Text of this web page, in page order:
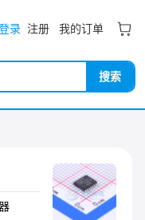
录 注册 我的订单
搜索